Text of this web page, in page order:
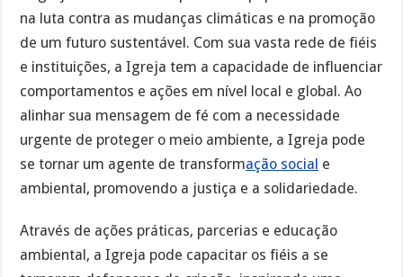
na luta contra as mudanças climáticas e na promoção
de um futuro sustentável. Com sua vasta rede de fiéis
e instituições, a Igreja tem a capacidade de influenciar
comportamentos e ações em nível local e global. Ao
alinhar sua mensagem de fé com a necessidade
urgente de proteger o meio ambiente, a Igreja pode
se tornar um agente de transformação social e
ambiental, promovendo a justiça e a solidariedade.
Através de ações práticas, parcerias e educação
ambiental, a Igreja pode capacitar os fiéis a se